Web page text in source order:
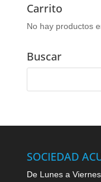
Carrito
No hay productos
Buscar
SOCIEDAD
De Lunes a